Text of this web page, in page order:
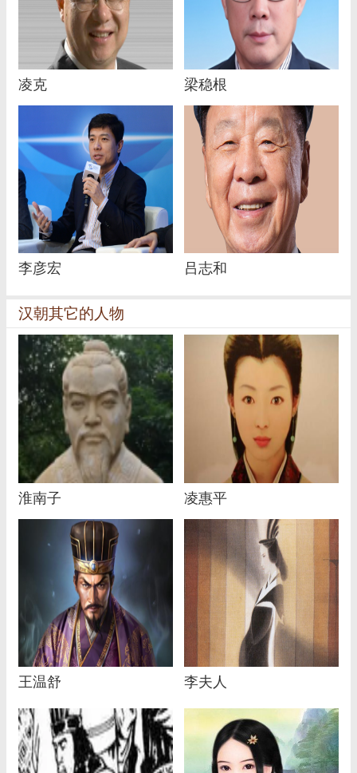
凌克 梁稳根
李彦宏 吕志和
汉朝其它的人物
淮南子 凌惠平
王温舒 李夫人